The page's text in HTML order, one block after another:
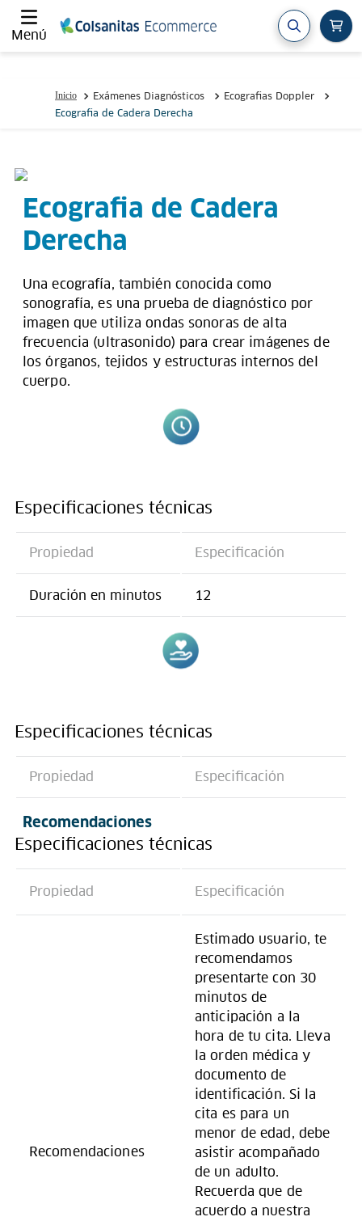
Menú
Exámenes Diagnósticos
Ecografias Doppler
Ecografia de Cadera Derecha
Ecografia de Cadera
Derecha
Una ecografía, también conocida como
sonografía, es una prueba de diagnóstico por
imagen que utiliza ondas sonoras de alta
frecuencia (ultrasonido) para crear imágenes de
los órganos, tejidos y estructuras internos del
cuerpo.
Especificaciones técnicas
Propiedad Especificación
Duración en minutos 12
Especificaciones técnicas
Propiedad Especificación
Recomendaciones
Especificaciones técnicas
Propiedad Especificación
Recomendaciones
Estimado usuario, te
recomendamos
presentarte con 30
minutos de
anticipación a la
hora de tu cita. Lleva
la orden médica y
documento de
identificación. Si la
cita es para un
menor de edad, debe
asistir acompañado
de un adulto.
Recuerda que de
acuerdo a nuestra